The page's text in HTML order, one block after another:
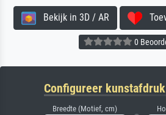
Bekijk in 3D / AR
0
Configureer kunstafdruk
Breedte (Motief, cm)